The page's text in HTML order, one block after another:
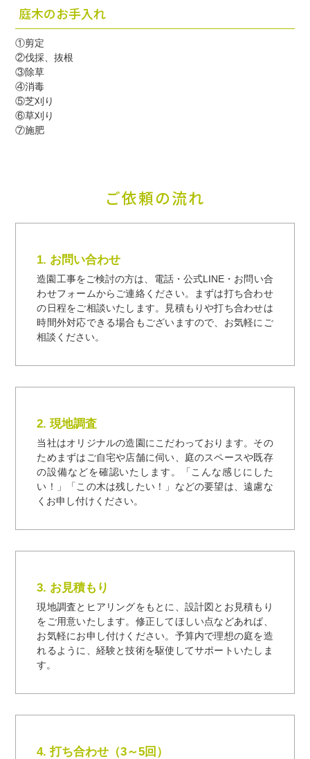
庭木のお手入れ
①剪定
②伐採、抜根
③除草
④消毒
⑤芝刈り
⑥草刈り
⑦施肥
ご依頼の流れ
1. お問い合わせ
造園工事をご検討の方は、電話・公式LINE・お問い合
わせフォームからご連絡ください。まずは打ち合わせ
の日程をご相談いたします。見積もりや打ち合わせは
時間外対応できる場合もございますので、お気軽にご
相談ください。
2. 現地調査
当社はオリジナルの造園にこだわっております。その
ためまずはご自宅や店舗に伺い、庭のスペースや既存
の設備などを確認いたします。「こんな感じにした
い！」「この木は残したい！」などの要望は、遠慮な
くお申し付けください。
3. お見積もり
現地調査とヒアリングをもとに、設計図とお見積もり
をご用意いたします。修正してほしい点などあれば、
お気軽にお申し付けください。予算内で理想の庭を造
れるように、経験と技術を駆使してサポートいたしま
す。
4. 打ち合わせ（3～5回）